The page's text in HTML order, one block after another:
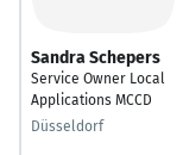
Sandra Schepers
Service Owner Local
Applications MCCD
Düsseldorf